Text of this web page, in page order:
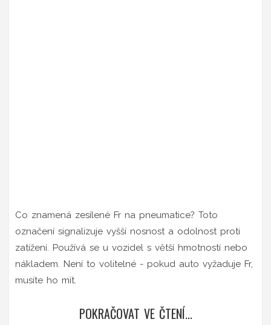
Co znamená zesílené Fr na pneumatice? Toto
označení signalizuje vyšší nosnost a odolnost proti
zatížení. Používá se u vozidel s větší hmotností nebo
nákladem. Není to volitelné - pokud auto vyžaduje Fr,
musíte ho mít.
POKRAČOVAT VE ČTENÍ...